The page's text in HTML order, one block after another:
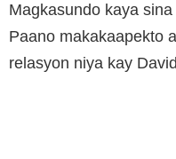
Magkasundo kaya
Paano makakaapekto
relasyon niya kay